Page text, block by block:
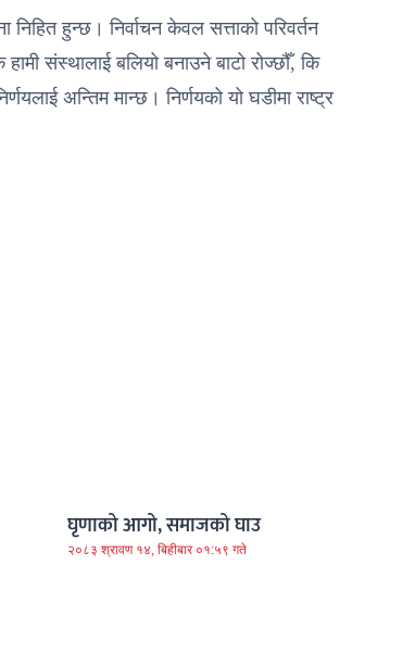
निहित हुन्छ। निर्वाचन केवल सत्ताको परिवर्तन
संस्थालाई बलियो बनाउने बाटो रोज्छौँ, कि
अन्तिम मान्छ। निर्णयको यो घडीमा राष्ट्र
घृणाको आगो, समाजको घाउ
२०८३ श्रावण १४, बिहीबार ०१:५९ गते